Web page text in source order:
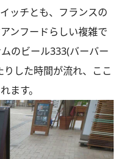
ッチとも、フランスの
ンフードらしい複雑で
のビール333(バーバー
した時間が流れ、ここ
ます。